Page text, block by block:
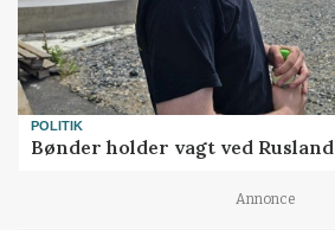
POLITIK
Bønder holder vagt ved Rusland
Annonce